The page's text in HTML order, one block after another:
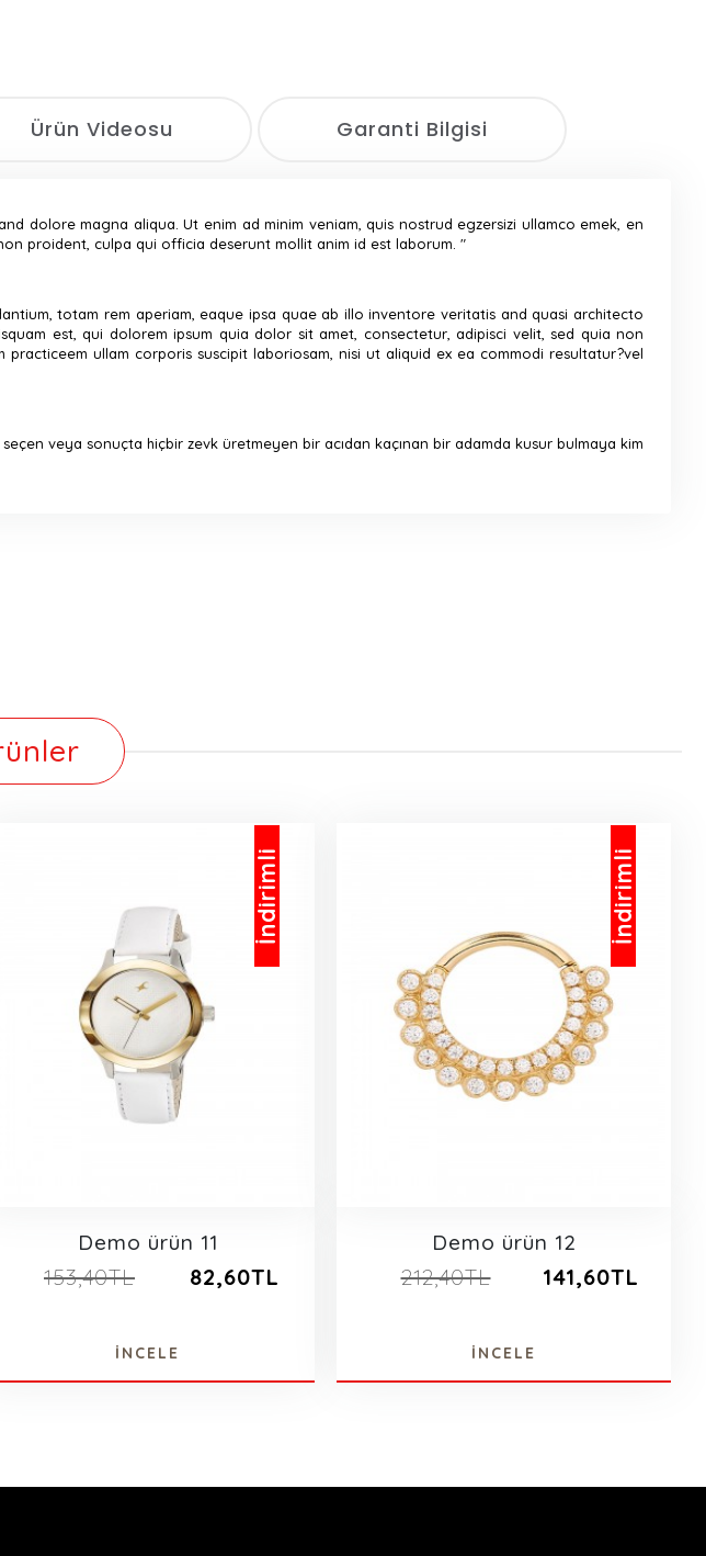
Ürün Videosu Garanti Bilgisi
dolore magna aliqua. Ut enim ad minim veniam, quis nostrud egzersizi ullamco emek, en
proident, culpa qui officia deserunt mollit anim id est laborum. "
totam rem aperiam, eaque ipsa quae ab illo inventore veritatis and quasi architecto
est, qui dolorem ipsum quia dolor sit amet, consectetur, adipisci velit, sed quia non
ullam corporis suscipit laboriosam, nisi ut aliquid ex ea commodi resultatur?vel
seçen veya sonuçta hiçbir zevk üretmeyen bir acıdan kaçınan bir adamda kusur bulmaya kim
İndirimli
Demo ürün 11
153,40TL 82,60TL
İNCELE
İndirimli
Demo ürün 12
212,40TL 141,60TL
İNCELE